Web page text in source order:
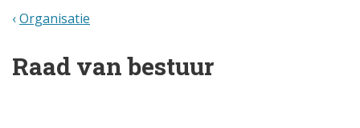
Organisatie
Raad van bestuur